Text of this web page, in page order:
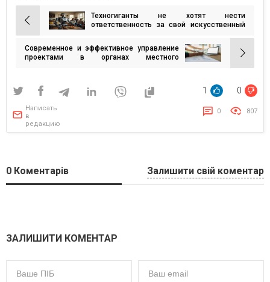
Навигация
по
записям
Техногиганты не хотят нести
ответственность за свой искусственный
Современное и эффективное управление
проектами в органах местного
1 0
Написать
в
редакцию
0 807
0 Коментарів Залишити свій коментар
ЗАЛИШИТИ КОМЕНТАР